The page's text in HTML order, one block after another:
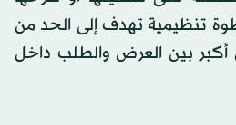
تنظيمية تهدف إلى الحد من
أكبر بين العرض والطلب داخل